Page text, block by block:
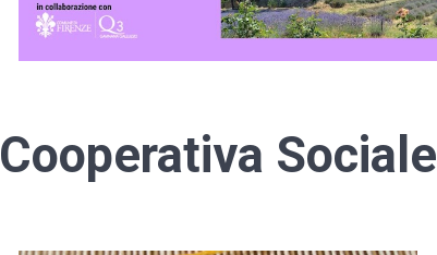
Cooperativa Sociale